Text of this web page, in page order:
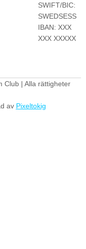
SWIFT/BIC:
SWEDSESS
IBAN: XXX
XXX XXXXX
Club | Alla rättigheter
av Pixeltokig